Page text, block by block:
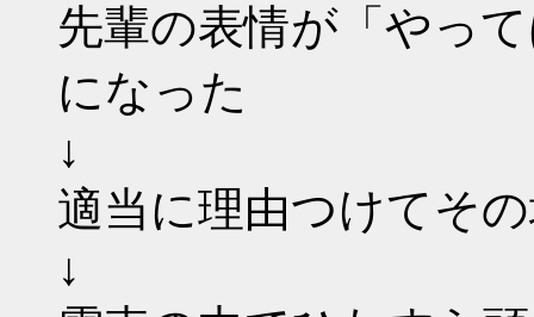
先輩の表情が「やっ
になった
↓
適当に理由つけてそ
↓